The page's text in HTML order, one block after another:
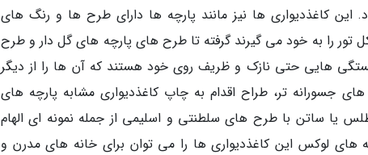
این کاغذدیواری ها نیز مانند پارچه ها دارای طرح ها و رنگ های
را به خود می گیرند گرفته تا طرح های پارچه های گل دار و طرح
هایی حتی نازک و ظریف روی خود هستند که آن ها را از دیگر
جسورانه تر، طراح اقدام به چاپ کاغذدیواری مشابه پارچه های
یا ساتن با طرح های سلطنتی و اسلیمی از جمله نمونه ای الهام
لوکس این کاغذدیواری ها را می توان برای خانه های مدرن و